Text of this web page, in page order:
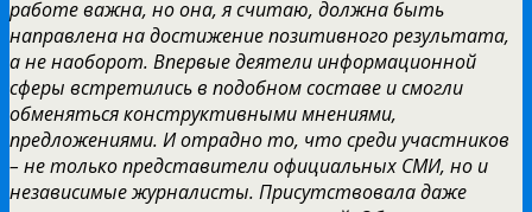
работе важна, но она, я считаю, должна быть
направлена на достижение позитивного результата,
а не наоборот. Впервые деятели информационной
сферы встретились в подобном составе и смогли
обменяться конструктивными мнениями,
предложениями. И отрадно то, что среди участников
– не только представители официальных СМИ, но и
независимые журналисты. Присутствовала даже